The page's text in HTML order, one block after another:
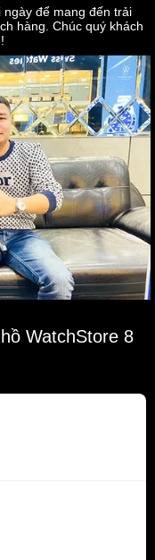
để mang đến trải
hàng. Chúc quý khách
WatchStore 8